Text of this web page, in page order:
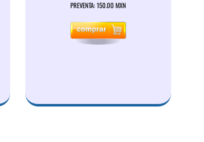
PREVENTA: 150.00 MXN